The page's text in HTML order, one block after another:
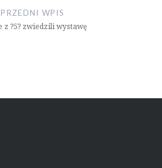
WPIS
z ?5? zwiedzili wystawę